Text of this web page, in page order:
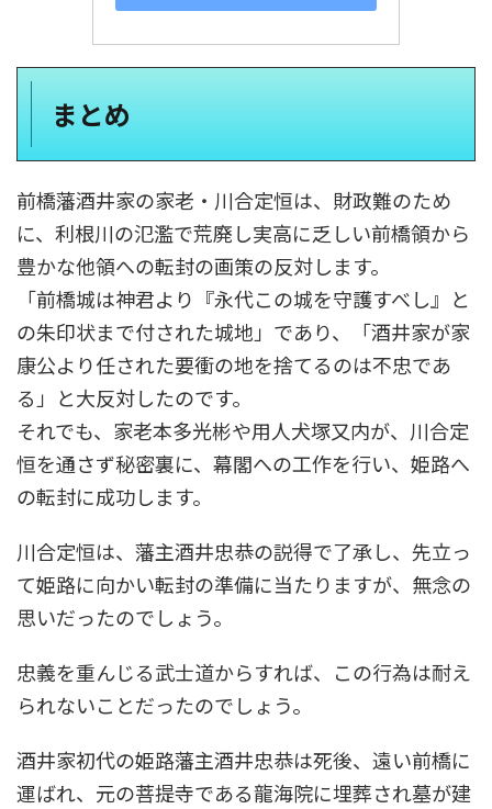
まとめ
前橋藩酒井家の家老・川合定恒は、財政難のため
に、利根川の氾濫で荒廃し実高に乏しい前橋領から
豊かな他領への転封の画策の反対します。
「前橋城は神君より『永代この城を守護すべし』と
の朱印状まで付された城地」であり、「酒井家が家
康公より任された要衝の地を捨てるのは不忠であ
る」と大反対したのです。
それでも、家老本多光彬や用人犬塚又内が、川合定
恒を通さず秘密裏に、幕閣への工作を行い、姫路へ
の転封に成功します。
川合定恒は、藩主酒井忠恭の説得で了承し、先立っ
て姫路に向かい転封の準備に当たりますが、無念の
思いだったのでしょう。
忠義を重んじる武士道からすれば、この行為は耐え
られないことだったのでしょう。
酒井家初代の姫路藩主酒井忠恭は死後、遠い前橋に
運ばれ、元の菩提寺である龍海院に埋葬され墓が建